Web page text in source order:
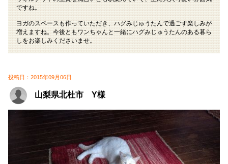
ですね。
ヨガのスペースも作っていただき、ハグみじゅうたんで過ごす楽しみが
増えますね。今後ともワンちゃんと一緒にハグみじゅうたんのある暮ら
しをお楽しみくださいませ。
投稿日：2015年09月06日
山梨県北杜市 Y様